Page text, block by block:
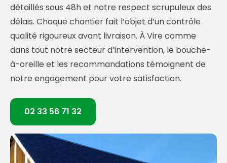
détaillés sous 48h et notre respect scrupuleux des
délais. Chaque chantier fait l’objet d’un contrôle
qualité rigoureux avant livraison. À Vire comme
dans tout notre secteur d’intervention, le bouche-
à-oreille et les recommandations témoignent de
notre engagement pour votre satisfaction.
02 33 56 71 32